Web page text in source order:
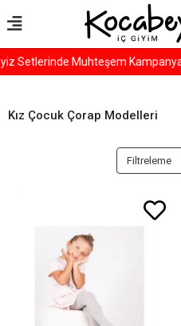
Setlerinde Muhteşem Kampanya
Kız Çocuk Çorap Modelleri
Filtreleme